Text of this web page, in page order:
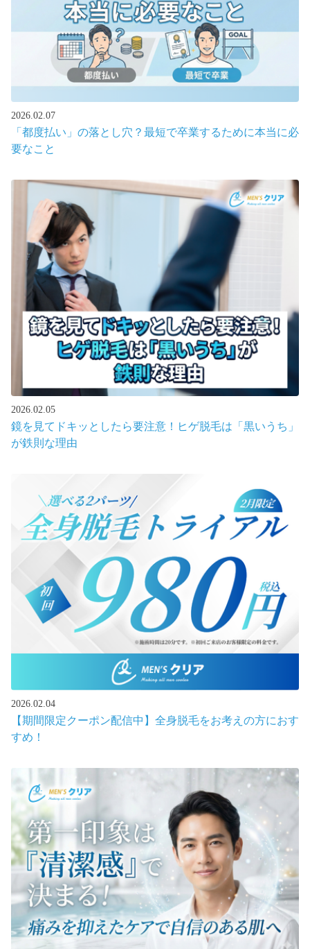
2026.02.07
「都度払い」の落とし穴？最短で卒業するために本当に必
要なこと
2026.02.05
鏡を見てドキッとしたら要注意！ヒゲ脱毛は「黒いうち」
が鉄則な理由
2026.02.04
【期間限定クーポン配信中】全身脱毛をお考えの方におす
すめ！